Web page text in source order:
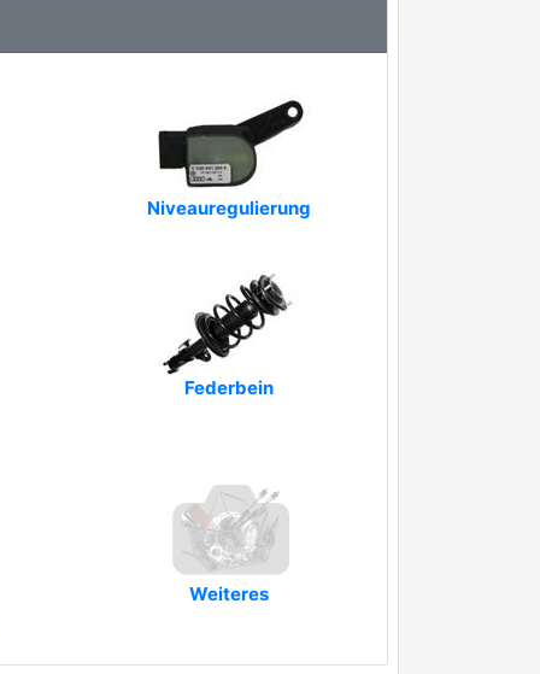
Niveauregulierung
Federbein
Weiteres